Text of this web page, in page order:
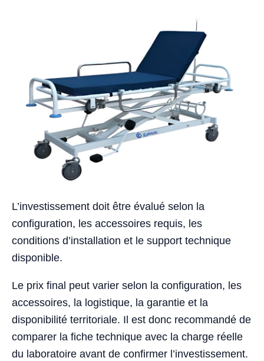
L’investissement doit être évalué selon la
configuration, les accessoires requis, les
conditions d’installation et le support technique
disponible.
Le prix final peut varier selon la configuration, les
accessoires, la logistique, la garantie et la
disponibilité territoriale. Il est donc recommandé de
comparer la fiche technique avec la charge réelle
du laboratoire avant de confirmer l’investissement.